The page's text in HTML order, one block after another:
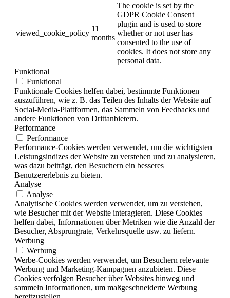
viewed_cookie_policy
11
months
The cookie is set by the
GDPR Cookie Consent
plugin and is used to store
whether or not user has
consented to the use of
cookies. It does not store any
personal data.
Funktional
Funktional
Funktionale Cookies helfen dabei, bestimmte Funktionen
auszuführen, wie z. B. das Teilen des Inhalts der Website auf
Social-Media-Plattformen, das Sammeln von Feedbacks und
andere Funktionen von Drittanbietern.
Performance
Performance
Performance-Cookies werden verwendet, um die wichtigsten
Leistungsindizes der Website zu verstehen und zu analysieren,
was dazu beiträgt, den Besuchern ein besseres
Benutzererlebnis zu bieten.
Analyse
Analyse
Analytische Cookies werden verwendet, um zu verstehen,
wie Besucher mit der Website interagieren. Diese Cookies
helfen dabei, Informationen über Metriken wie die Anzahl der
Besucher, Absprungrate, Verkehrsquelle usw. zu liefern.
Werbung
Werbung
Werbe-Cookies werden verwendet, um Besuchern relevante
Werbung und Marketing-Kampagnen anzubieten. Diese
Cookies verfolgen Besucher über Websites hinweg und
sammeln Informationen, um maßgeschneiderte Werbung